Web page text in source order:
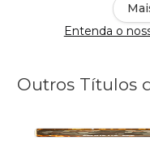
Entenda o
Outros Títulos